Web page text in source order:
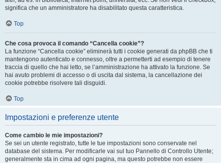
significa che un amministratore ha disabilitato questa caratteristica.
Top
Che cosa provoca il comando “Cancella cookie”?
La funzione “Cancella cookie” eliminerà tutti i cookie generati da phpBB che ti
mantengono autenticato e connesso, oltre a permetterti ad esempio di tenere
traccia di quello che hai letto, se l’amministrazione ha attivato la funzione. Se
hai avuto problemi di accesso o di uscita dal sistema, la cancellazione dei
cookie potrebbe risolvere tali disguidi.
Top
Impostazioni e preferenze utente
Come cambio le mie impostazioni?
Se sei un utente registrato, tutte le tue impostazioni sono conservate nel
database del sistema. Per modificarle vai sul tuo Pannello di Controllo Utente;
generalmente sta in cima ad ogni pagina, ma questo potrebbe non essere